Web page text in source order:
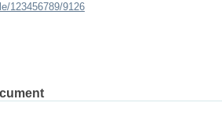
123456789/9126